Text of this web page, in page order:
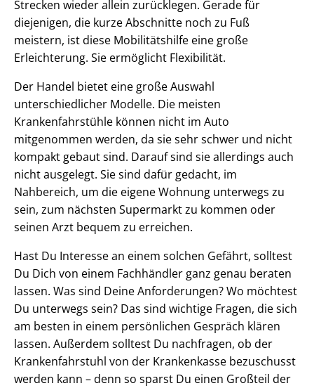
Strecken wieder allein zurücklegen. Gerade für
diejenigen, die kurze Abschnitte noch zu Fuß
meistern, ist diese Mobilitätshilfe eine große
Erleichterung. Sie ermöglicht Flexibilität.
Der Handel bietet eine große Auswahl
unterschiedlicher Modelle. Die meisten
Krankenfahrstühle können nicht im Auto
mitgenommen werden, da sie sehr schwer und nicht
kompakt gebaut sind. Darauf sind sie allerdings auch
nicht ausgelegt. Sie sind dafür gedacht, im
Nahbereich, um die eigene Wohnung unterwegs zu
sein, zum nächsten Supermarkt zu kommen oder
seinen Arzt bequem zu erreichen.
Hast Du Interesse an einem solchen Gefährt, solltest
Du Dich von einem Fachhändler ganz genau beraten
lassen. Was sind Deine Anforderungen? Wo möchtest
Du unterwegs sein? Das sind wichtige Fragen, die sich
am besten in einem persönlichen Gespräch klären
lassen. Außerdem solltest Du nachfragen, ob der
Krankenfahrstuhl von der Krankenkasse bezuschusst
werden kann – denn so sparst Du einen Großteil der